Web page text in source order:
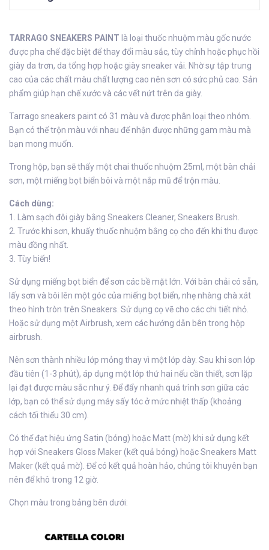
TARRAGO SNEAKERS PAINT là loại thuốc nhuộm màu gốc nước
được pha chế đặc biệt để thay đổi màu sắc, tùy chỉnh hoặc phục hồi
giày da trơn, da tổng hợp hoặc giày sneaker vải. Nhờ sự tập trung
cao của các chất màu chất lượng cao nên sơn có sức phủ cao. Sản
phẩm giúp hạn chế xước và các vết nứt trên da giày.
Tarrago sneakers paint có 31 màu và được phân loại theo nhóm.
Bạn có thể trộn màu với nhau để nhận được những gam màu mà
bạn mong muốn.
Trong hộp, bạn sẽ thấy một chai thuốc nhuộm 25ml, một bàn chải
sơn, một miếng bọt biển bôi và một nắp mũ để trộn màu.
Cách dùng:
1. Làm sạch đôi giày bằng Sneakers Cleaner, Sneakers Brush.
2. Trước khi sơn, khuấy thuốc nhuộm bằng cọ cho đến khi thu được
màu đồng nhất.
3. Tùy biến!
Sử dụng miếng bọt biển để sơn các bề mặt lớn. Với bàn chải có sẵn,
lấy sơn và bôi lên một góc của miếng bọt biển, nhẹ nhàng chà xát
theo hình tròn trên Sneakers. Sử dụng cọ vẽ cho các chi tiết nhỏ.
Hoặc sử dụng một Airbrush, xem các hướng dẫn bên trong hộp
airbrush.
Nên sơn thành nhiều lớp mỏng thay vì một lớp dày. Sau khi sơn lớp
đầu tiên (1-3 phút), áp dụng một lớp thứ hai nếu cần thiết, sơn lặp
lại đạt được màu sắc như ý. Để đẩy nhanh quá trình sơn giữa các
lớp, bạn có thể sử dụng máy sấy tóc ở mức nhiệt thấp (khoảng
cách tối thiểu 30 cm).
Có thể đạt hiệu ứng Satin (bóng) hoặc Matt (mờ) khi sử dụng kết
hợp với Sneakers Gloss Maker (kết quả bóng) hoặc Sneakers Matt
Maker (kết quả mờ). Để có kết quả hoàn hảo, chúng tôi khuyên bạn
nên để khô trong 12 giờ.
Chọn màu trong bảng bên dưới: